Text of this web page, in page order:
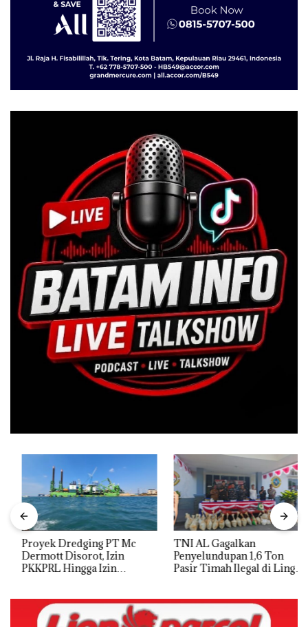
Proyek Dredging PT Mc
Dermott Disorot, Izin
PKKPRL Hingga Izin
TNI AL Gagalkan
Penyelundupan 1,6 Ton
Pasir Timah Ilegal di Lingga,
Diselundupkan ke Malaysia